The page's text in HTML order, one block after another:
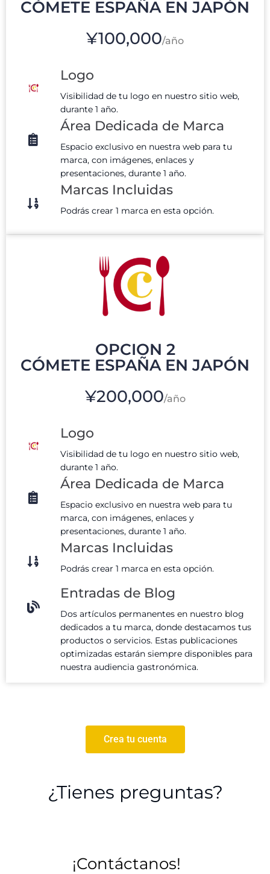
CÓMETE ESPAÑA EN JAPÓN
¥100,000/año
Logo
Visibilidad de tu logo en nuestro sitio web,
durante 1 año.
Área Dedicada de Marca
Espacio exclusivo en nuestra web para tu
marca, con imágenes, enlaces y
presentaciones, durante 1 año.
Marcas Incluidas
Podrás crear 1 marca en esta opción.
OPCION 2
CÓMETE ESPAÑA EN JAPÓN
¥200,000/año
Logo
Visibilidad de tu logo en nuestro sitio web,
durante 1 año.
Área Dedicada de Marca
Espacio exclusivo en nuestra web para tu
marca, con imágenes, enlaces y
presentaciones, durante 1 año.
Marcas Incluidas
Podrás crear 1 marca en esta opción.
Entradas de Blog
Dos artículos permanentes en nuestro blog
dedicados a tu marca, donde destacamos tus
productos o servicios. Estas publicaciones
optimizadas estarán siempre disponibles para
nuestra audiencia gastronómica.
Crea tu cuenta
¿Tienes preguntas?
¡Contáctanos!